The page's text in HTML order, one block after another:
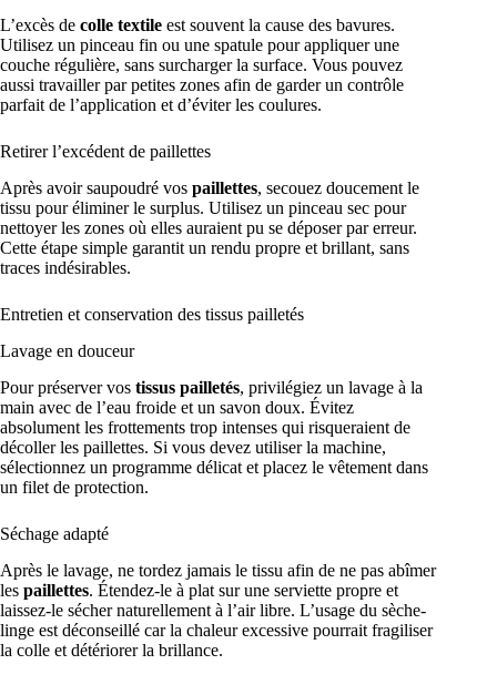
L’excès de colle textile est souvent la cause des bavures.
Utilisez un pinceau fin ou une spatule pour appliquer une
couche régulière, sans surcharger la surface. Vous pouvez
aussi travailler par petites zones afin de garder un contrôle
parfait de l’application et d’éviter les coulures.
Retirer l’excédent de paillettes
Après avoir saupoudré vos paillettes, secouez doucement le
tissu pour éliminer le surplus. Utilisez un pinceau sec pour
nettoyer les zones où elles auraient pu se déposer par erreur.
Cette étape simple garantit un rendu propre et brillant, sans
traces indésirables.
Entretien et conservation des tissus pailletés
Lavage en douceur
Pour préserver vos tissus pailletés, privilégiez un lavage à la
main avec de l’eau froide et un savon doux. Évitez
absolument les frottements trop intenses qui risqueraient de
décoller les paillettes. Si vous devez utiliser la machine,
sélectionnez un programme délicat et placez le vêtement dans
un filet de protection.
Séchage adapté
Après le lavage, ne tordez jamais le tissu afin de ne pas abîmer
les paillettes. Étendez-le à plat sur une serviette propre et
laissez-le sécher naturellement à l’air libre. L’usage du sèche-
linge est déconseillé car la chaleur excessive pourrait fragiliser
la colle et détériorer la brillance.